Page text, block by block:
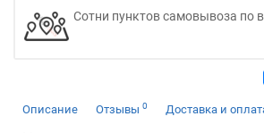
Сотни пунктов самовывоза по
Описание Отзывы 0 Доставка и